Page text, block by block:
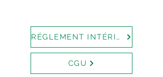
RÉGLEMENT INTÉRIEUR
CGU